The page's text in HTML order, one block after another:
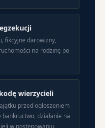
fikcyjne darowizny,
na rodzinę po
wierzycieli
przed ogłoszeniem
bankructwo, działanie na
w postępowaniu